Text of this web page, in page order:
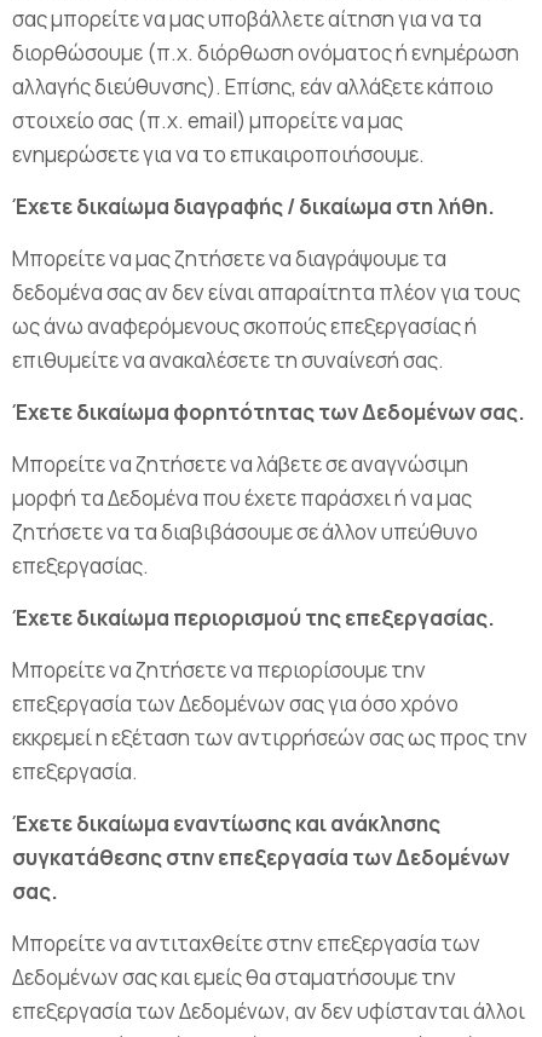
σας μπορείτε να μας υποβάλλετε αίτηση για να τα
διορθώσουμε (π.χ. διόρθωση ονόματος ή ενημέρωση
αλλαγής διεύθυνσης). Επίσης, εάν αλλάξετε κάποιο
στοιχείο σας (π.χ. email) μπορείτε να μας
ενημερώσετε για να το επικαιροποιήσουμε.
Έχετε δικαίωμα διαγραφής / δικαίωμα στη λήθη.
Μπορείτε να μας ζητήσετε να διαγράψουμε τα
δεδομένα σας αν δεν είναι απαραίτητα πλέον για τους
ως άνω αναφερόμενους σκοπούς επεξεργασίας ή
επιθυμείτε να ανακαλέσετε τη συναίνεσή σας.
Έχετε δικαίωμα φορητότητας των Δεδομένων σας.
Μπορείτε να ζητήσετε να λάβετε σε αναγνώσιμη
μορφή τα Δεδομένα που έχετε παράσχει ή να μας
ζητήσετε να τα διαβιβάσουμε σε άλλον υπεύθυνο
επεξεργασίας.
Έχετε δικαίωμα περιορισμού της επεξεργασίας.
Μπορείτε να ζητήσετε να περιορίσουμε την
επεξεργασία των Δεδομένων σας για όσο χρόνο
εκκρεμεί η εξέταση των αντιρρήσεών σας ως προς την
επεξεργασία.
Έχετε δικαίωμα εναντίωσης και ανάκλησης
συγκατάθεσης στην επεξεργασία των Δεδομένων
σας.
Μπορείτε να αντιταχθείτε στην επεξεργασία των
Δεδομένων σας και εμείς θα σταματήσουμε την
επεξεργασία των Δεδομένων, αν δεν υφίστανται άλλοι